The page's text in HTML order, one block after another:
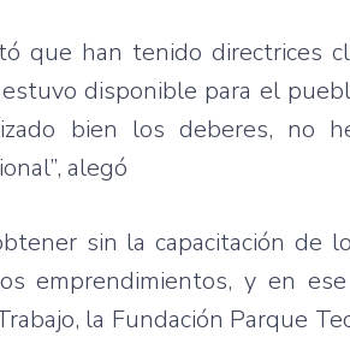
que han tenido directrices
disponible para el
bien los deberes, no
alegó
sin la capacitación de
emprendimientos, y en
la Fundación Parque